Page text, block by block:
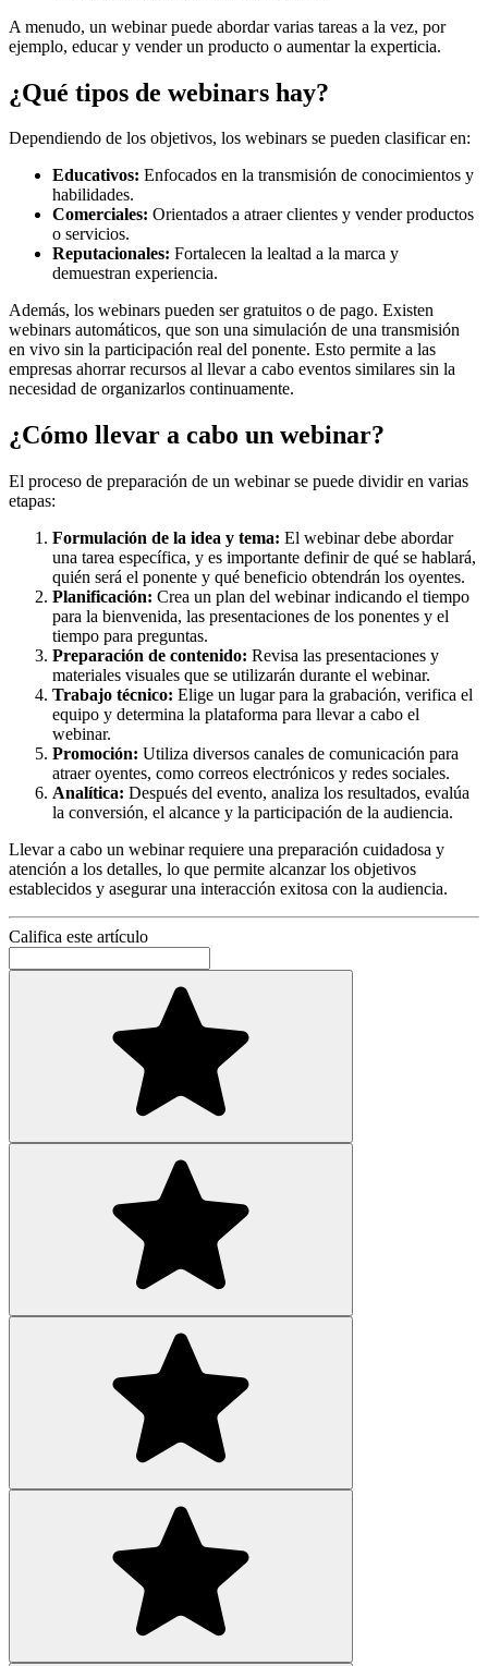
A menudo, un webinar puede abordar varias tareas a la vez, por
ejemplo, educar y vender un producto o aumentar la experticia.
¿Qué tipos de webinars hay?
Dependiendo de los objetivos, los webinars se pueden clasificar en:
Educativos: Enfocados en la transmisión de conocimientos y
habilidades.
Comerciales: Orientados a atraer clientes y vender productos
o servicios.
Reputacionales: Fortalecen la lealtad a la marca y
demuestran experiencia.
Además, los webinars pueden ser gratuitos o de pago. Existen
webinars automáticos, que son una simulación de una transmisión
en vivo sin la participación real del ponente. Esto permite a las
empresas ahorrar recursos al llevar a cabo eventos similares sin la
necesidad de organizarlos continuamente.
¿Cómo llevar a cabo un webinar?
El proceso de preparación de un webinar se puede dividir en varias
etapas:
Formulación de la idea y tema: El webinar debe abordar
una tarea específica, y es importante definir de qué se hablará,
quién será el ponente y qué beneficio obtendrán los oyentes.
Planificación: Crea un plan del webinar indicando el tiempo
para la bienvenida, las presentaciones de los ponentes y el
tiempo para preguntas.
Preparación de contenido: Revisa las presentaciones y
materiales visuales que se utilizarán durante el webinar.
Trabajo técnico: Elige un lugar para la grabación, verifica el
equipo y determina la plataforma para llevar a cabo el
webinar.
Promoción: Utiliza diversos canales de comunicación para
atraer oyentes, como correos electrónicos y redes sociales.
Analítica: Después del evento, analiza los resultados, evalúa
la conversión, el alcance y la participación de la audiencia.
Llevar a cabo un webinar requiere una preparación cuidadosa y
atención a los detalles, lo que permite alcanzar los objetivos
establecidos y asegurar una interacción exitosa con la audiencia.
Califica este artículo